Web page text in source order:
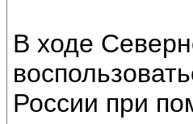
В ходе
России при